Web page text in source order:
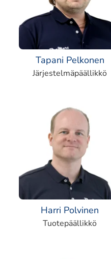
Tapani Pelkonen
Järjestelmäpäällikkö
Harri Polvinen
Tuotepäällikkö